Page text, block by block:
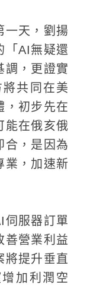
一天，劉揚
「AI無疑還
調，更證實
共同在美
，初步先在
能在俄亥俄
合，是因為
業，加速新
伺服器訂單
善營業利益
將提升垂直
加利潤空